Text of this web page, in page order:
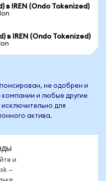
в IREN (Ondo Tokenized)
в IREN (Ondo Tokenized)
не одобрен и
и любые другие
для
актива.
и
—